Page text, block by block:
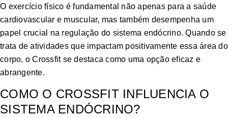
O exercício físico é fundamental não apenas para a saúde
cardiovascular e muscular, mas também desempenha um
papel crucial na regulação do sistema endócrino. Quando se
trata de atividades que impactam positivamente essa área do
corpo, o Crossfit se destaca como uma opção eficaz e
abrangente.
COMO O CROSSFIT INFLUENCIA O
SISTEMA ENDÓCRINO?